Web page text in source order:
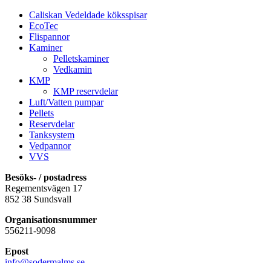
Caliskan Vedeldade köksspisar
EcoTec
Flispannor
Kaminer
Pelletskaminer
Vedkamin
KMP
KMP reservdelar
Luft/Vatten pumpar
Pellets
Reservdelar
Tanksystem
Vedpannor
VVS
Besöks- / postadress
Regementsvägen 17
852 38 Sundsvall
Organisationsnummer
556211-9098
Epost